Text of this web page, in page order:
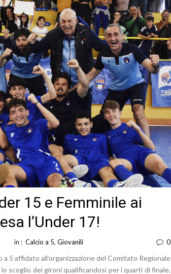
15 e Femminile ai
l’Under 17!
in : Calcio a 5, Giovanili 0
5 affidato all’organizzazione del Comitato Regionale
scoglio dei gironi qualificandosi per i quarti di finale,